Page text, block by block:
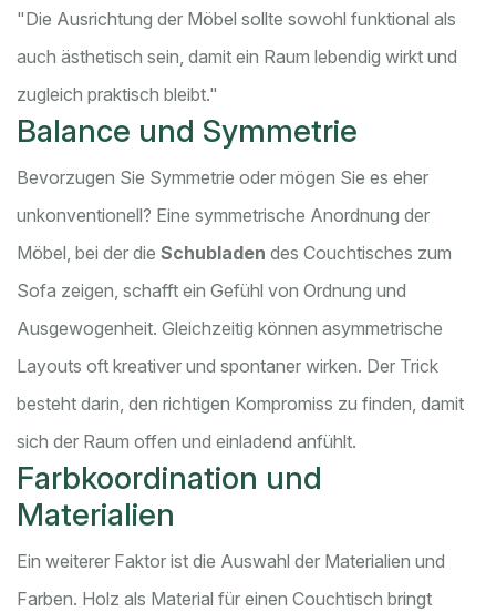
"Die Ausrichtung der Möbel sollte sowohl funktional als
auch ästhetisch sein, damit ein Raum lebendig wirkt und
zugleich praktisch bleibt."
Balance und Symmetrie
Bevorzugen Sie Symmetrie oder mögen Sie es eher
unkonventionell? Eine symmetrische Anordnung der
Möbel, bei der die Schubladen des Couchtisches zum
Sofa zeigen, schafft ein Gefühl von Ordnung und
Ausgewogenheit. Gleichzeitig können asymmetrische
Layouts oft kreativer und spontaner wirken. Der Trick
besteht darin, den richtigen Kompromiss zu finden, damit
sich der Raum offen und einladend anfühlt.
Farbkoordination und
Materialien
Ein weiterer Faktor ist die Auswahl der Materialien und
Farben. Holz als Material für einen Couchtisch bringt